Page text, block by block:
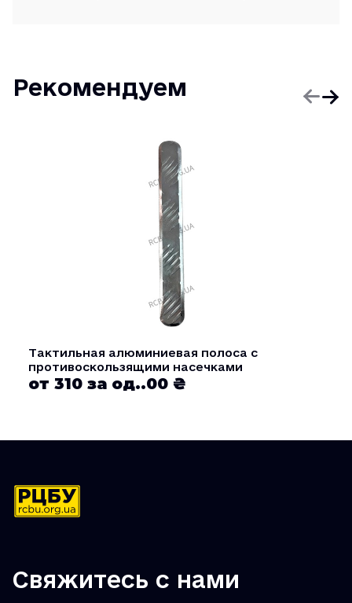
Рекомендуем
Тактильная алюминиевая полоса с
противоскользящими насечками
от 310 за од..00 ₴
Свяжитесь с нами